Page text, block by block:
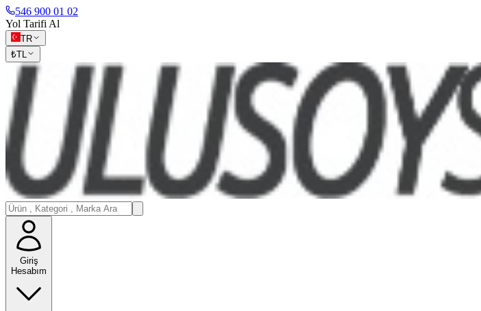
546 900 01 02
Yol Tarifi Al
TR
₺TL
Giriş
Hesabım